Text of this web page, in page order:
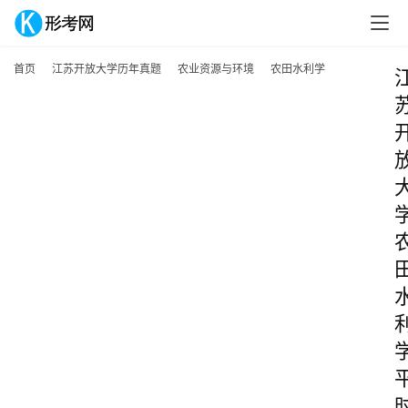
首页 江苏开放大学历年真题 农业资源与环境 农田水利学